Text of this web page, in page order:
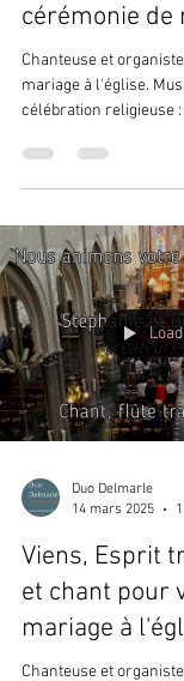
cérémonie de
Chanteuse et
mariage à l'église.
célébration religieuse
Duo Delmarle
14 mars 2025
Viens, Esprit
et chant pour
mariage à
Chanteuse et